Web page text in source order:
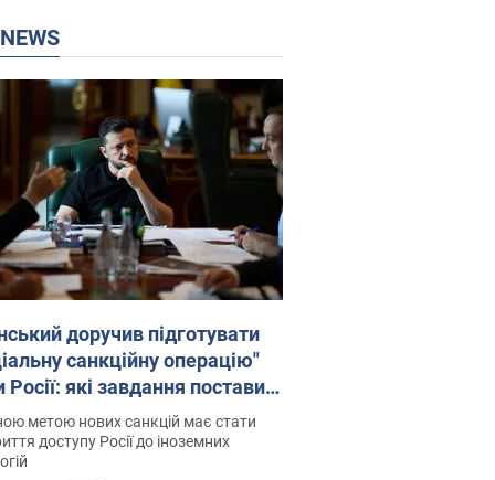
NEWS
доручив підготувати
санкційну операцію"
Росії: які завдання поставив
Фото
метою нових санкцій має стати
доступу Росії до іноземних